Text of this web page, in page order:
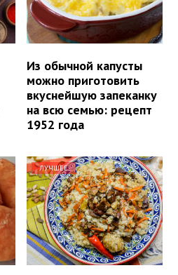
Из обычной капусты
можно приготовить
вкуснейшую запеканку
на всю семью: рецепт
1952 года
ЛУЧШЕЕ